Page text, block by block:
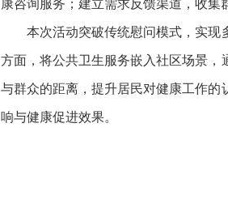
本次活动突破传统慰问模式，实现
方面，将公共卫生服务嵌入社区场景
与群众的距离，提升居民对健康工作
响与健康促进效果。